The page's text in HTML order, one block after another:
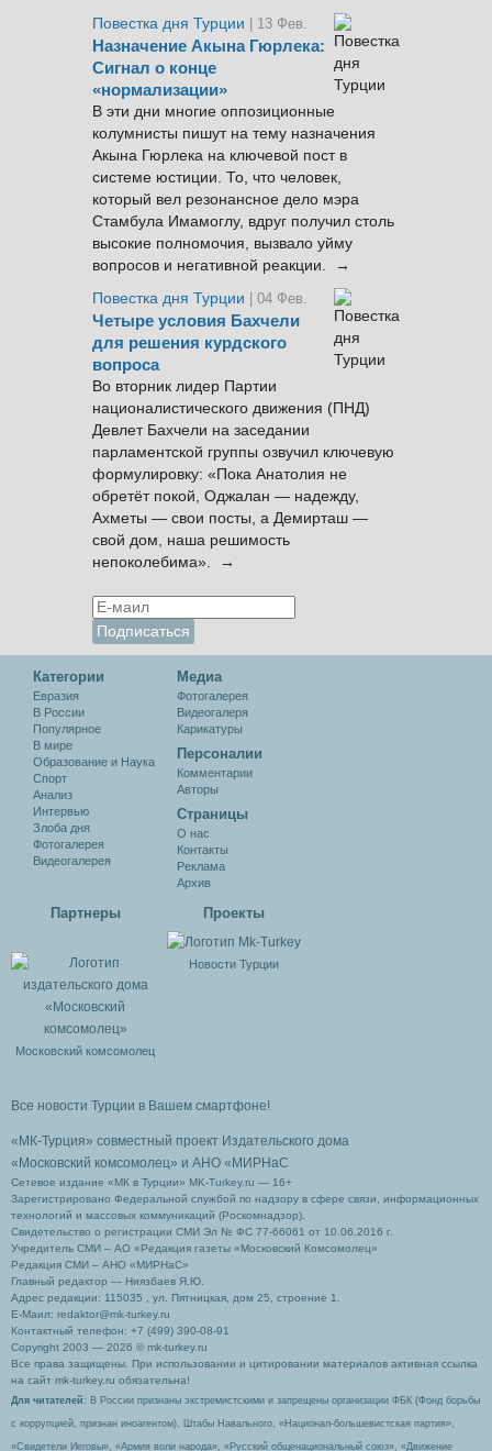
Повестка дня Турции
| 13 Фев.
Назначение Акына Гюрлека:
Сигнал о конце
«нормализации»
В эти дни многие оппозиционные
колумнисты пишут на тему назначения
Акына Гюрлека на ключевой пост в
системе юстиции. То, что человек,
который вел резонансное дело мэра
Стамбула Имамоглу, вдруг получил столь
высокие полномочия, вызвало уйму
вопросов и негативной реакции. →
Повестка дня Турции
| 04 Фев.
Четыре условия Бахчели
для решения курдского
вопроса
Во вторник лидер Партии
националистического движения (ПНД)
Девлет Бахчели на заседании
парламентской группы озвучил ключевую
формулировку: «Пока Анатолия не
обретёт покой, Оджалан — надежду,
Ахметы — свои посты, а Демирташ —
свой дом, наша решимость
непоколебима». →
Категории
Евразия
В России
Популярное
В мире
Образование и Наука
Спорт
Анализ
Интервью
Злоба дня
Фотогалерея
Видеогалерея
Медиа
Фотогалерея
Видеогалеря
Карикатуры
Персоналии
Комментарии
Авторы
Cтраницы
О нас
Контакты
Реклама
Архив
Партнеры
Московский комсомолец
Проекты
Новости Турции
Все новости Турции в Вашем смартфоне!
«МК-Турция» совместный проект Издательского дома
«Московский комсомолец» и АНО «МИРНаС
Сетевое издание «МК в Турции» MK-Turkey.ru — 16+
Зарегистрировано Федеральной службой по надзору в сфере связи, информационных
технологий и массовых коммуникаций (Роскомнадзор).
Свидетельство о регистрации СМИ Эл № ФС 77-66061 от 10.06.2016 г.
Учредитель СМИ – АО «Редакция газеты «Московский Комсомолец»
Редакция СМИ – АНО «МИРНаС»
Главный редактор — Ниязбаев Я.Ю.
Адрес редакции: 115035 , ул. Пятницкая, дом 25, строение 1.
Е-Маил: redaktor@mk-turkey.ru
Контактный телефон: +7 (499) 390-08-91
Copyright 2003 — 2026 © mk-turkey.ru
Все права защищены. При использовании и цитировании материалов активная ссылка
на сайт mk-turkey.ru обязательна!
Для читателей : В России признаны экстремистскими и запрещены организации ФБК (Фонд борьбы
с коррупцией, признан иноагентом), Штабы Навального, «Национал-большевистская партия»,
«Свидетели Иеговы», «Армия воли народа», «Русский общенациональный союз», «Движение